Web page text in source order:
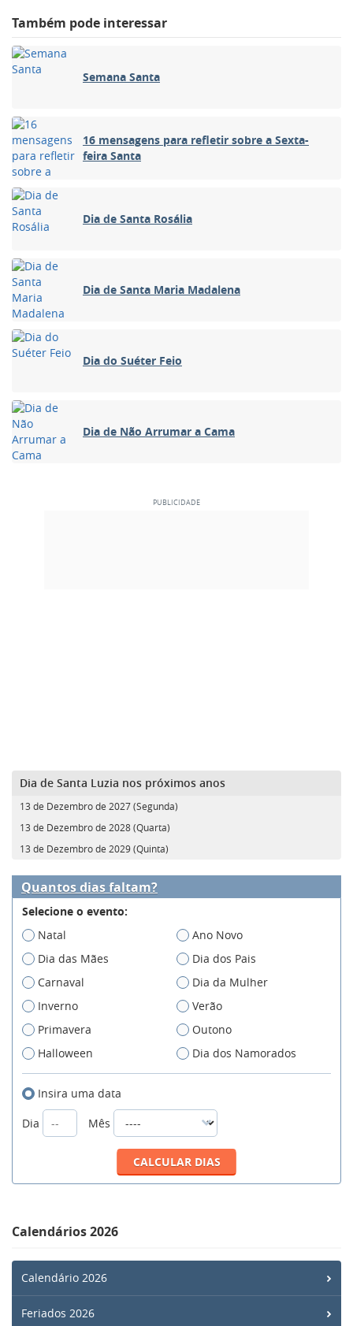
Também pode interessar
Semana Santa
16 mensagens para refletir sobre a Sexta-
feira Santa
Dia de Santa Rosália
Dia de Santa Maria Madalena
Dia do Suéter Feio
Dia de Não Arrumar a Cama
Dia de Santa Luzia nos próximos anos
13 de Dezembro de 2027 (Segunda)
13 de Dezembro de 2028 (Quarta)
13 de Dezembro de 2029 (Quinta)
Quantos dias faltam?
Selecione o evento:
Natal
Ano Novo
Dia das Mães
Dia dos Pais
Carnaval
Dia da Mulher
Inverno
Verão
Primavera
Outono
Halloween
Dia dos Namorados
Insira uma data
Dia
Mês
Calendários 2026
Calendário 2026
Feriados 2026